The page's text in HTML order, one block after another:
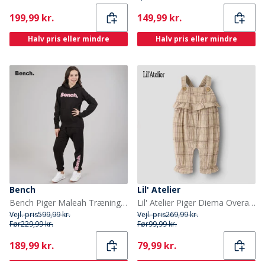
Current
199,99 kr.
Halv pris eller mindre
Current
149,99 kr.
Halv pris eller mindre
Bench
Bench Piger Maleah Træningsdragt Sort
Vejl. pris599,99 kr.
Før229,99 kr.
Current
189,99 kr.
Lil' Atelier
Lil' Atelier Piger Diema Overall Oxford Tan
Vejl. pris269,99 kr.
Før99,99 kr.
Current
79,99 kr.